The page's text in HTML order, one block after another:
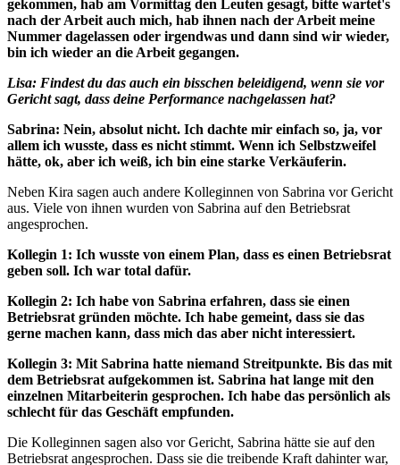
gekommen, hab am Vormittag den Leuten gesagt, bitte wartet's
nach der Arbeit auch mich, hab ihnen nach der Arbeit meine
Nummer dagelassen oder irgendwas und dann sind wir wieder,
bin ich wieder an die Arbeit gegangen.
Lisa: Findest du das auch ein bisschen beleidigend, wenn sie vor
Gericht sagt, dass deine Performance nachgelassen hat?
Sabrina: Nein, absolut nicht. Ich dachte mir einfach so, ja, vor
allem ich wusste, dass es nicht stimmt. Wenn ich Selbstzweifel
hätte, ok, aber ich weiß, ich bin eine starke Verkäuferin.
Neben Kira sagen auch andere Kolleginnen von Sabrina vor Gericht
aus. Viele von ihnen wurden von Sabrina auf den Betriebsrat
angesprochen.
Kollegin 1: Ich wusste von einem Plan, dass es einen Betriebsrat
geben soll. Ich war total dafür.
Kollegin 2: Ich habe von Sabrina erfahren, dass sie einen
Betriebsrat gründen möchte. Ich habe gemeint, dass sie das
gerne machen kann, dass mich das aber nicht interessiert.
Kollegin 3: Mit Sabrina hatte niemand Streitpunkte. Bis das mit
dem Betriebsrat aufgekommen ist. Sabrina hat lange mit den
einzelnen Mitarbeiterin gesprochen. Ich habe das persönlich als
schlecht für das Geschäft empfunden.
Die Kolleginnen sagen also vor Gericht, Sabrina hätte sie auf den
Betriebsrat angesprochen. Dass sie die treibende Kraft dahinter war,